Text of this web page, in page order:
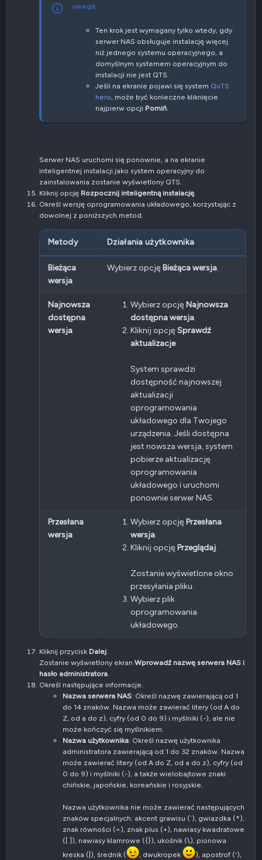
uwaga
Ten krok jest wymagany tylko wtedy, gdy
serwer NAS obsługuje instalację więcej
niż jednego systemu operacyjnego, a
domyślnym systemem operacyjnym do
instalacji nie jest QTS.
Jeśli na ekranie pojawi się system QuTS
hero, może być konieczne kliknięcie
najpierw opcji Pomiń.
Serwer NAS uruchomi się ponownie, a na ekranie
inteligentnej instalacji jako system operacyjny do
zainstalowania zostanie wyświetlony QTS.
Kliknij opcję Rozpocznij inteligentną instalację.
Określ wersję oprogramowania układowego, korzystając z
dowolnej z poniższych metod.
Metody Działania użytkownika
Bieżąca
wersja
Wybierz opcję Bieżąca wersja.
Najnowsza
dostępna
wersja
Wybierz opcję Najnowsza
dostępna wersja.
Kliknij opcję Sprawdź
aktualizacje
System sprawdzi
dostępność najnowszej
aktualizacji
oprogramowania
układowego dla Twojego
urządzenia. Jeśli dostępna
jest nowsza wersja, system
pobierze aktualizację
oprogramowania
układowego i uruchomi
ponownie serwer NAS.
Przesłana
wersja
Wybierz opcję Przesłana
wersja.
Kliknij opcję Przeglądaj.
Zostanie wyświetlone okno
przesyłania pliku.
Wybierz plik
oprogramowania
układowego.
Kliknij przycisk Dalej.
Zostanie wyświetlony ekran Wprowadź nazwę serwera NAS i
hasło administratora.
Określ następujące informacje.
Nazwa serwera NAS: Określ nazwę zawierającą od 1
do 14 znaków. Nazwa może zawierać litery (od A do
Z, od a do z), cyfry (od 0 do 9) i myślniki (-), ale nie
może kończyć się myślnikiem.
Nazwa użytkownika: Określ nazwę użytkownika
administratora zawierającą od 1 do 32 znaków. Nazwa
może zawierać litery (od A do Z, od a do z), cyfry (od
0 do 9) i myślniki (-), a także wielobajtowe znaki
chińskie, japońskie, koreańskie i rosyjskie.
Nazwa użytkownika nie może zawierać następujących
znaków specjalnych: akcent grawisu (`), gwiazdka (*),
znak równości (=), znak plus (+), nawiasy kwadratowe
([ ]), nawiasy klamrowe ({}), ukośnik (\), pionowa
kreska (|), średnik (
, dwukropek
), apostrof ('),